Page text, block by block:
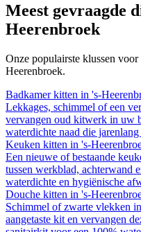
Meest gevraagde
Heerenbroek
Onze populairste klussen
Heerenbroek.
Badkamer kitten in 's-
Lekkages, schimmel of een
vervangen oud kitwerk in uw
waterdichte naad die jarenlang
Keuken kitten in 's-
Een nieuwe of bestaande
tussen werkblad, achterwand
waterdichte en hygiënische
Douche kitten in 's-
Schimmel of zwarte vlekken
aangetaste kit en vervangen